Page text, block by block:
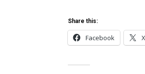
Share this:
Facebook X